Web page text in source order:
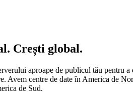
Crești global.
aproape de publicul tău pentru a
Avem centre de date în America de
de Sud.